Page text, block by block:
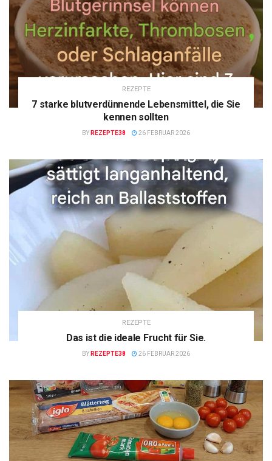
REZEPTE
7 starke blutverdünnende Lebensmittel, die Sie
kennen sollten
BY REZEPTE38 26 FEBRUAR 2026
REZEPTE
Das ist die ideale Frucht für Sie.
BY REZEPTE38 26 FEBRUAR 2026